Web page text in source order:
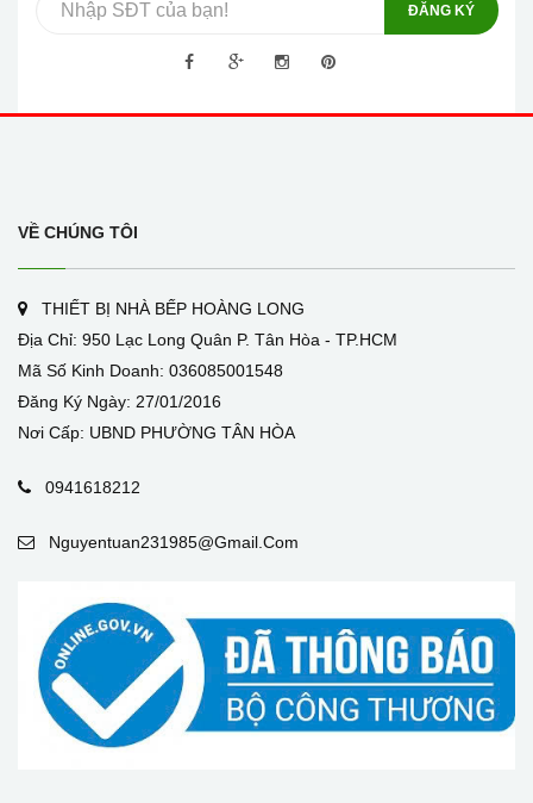
ĐĂNG KÝ
VỀ CHÚNG TÔI
THIẾT BỊ NHÀ BẾP HOÀNG LONG
Địa Chỉ: 950 Lạc Long Quân P. Tân Hòa - TP.HCM
Mã Số Kinh Doanh: 036085001548
Đăng Ký Ngày: 27/01/2016
Nơi Cấp: UBND PHƯỜNG TÂN HÒA
0941618212
Nguyentuan231985@gmail.com